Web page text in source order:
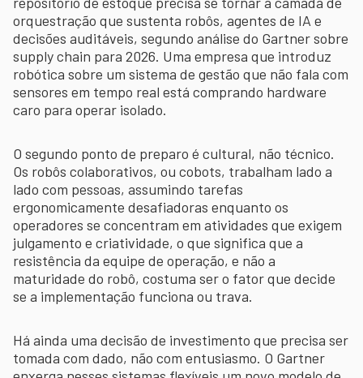
orquestração que sustenta robôs, agentes de IA e
decisões auditáveis, segundo análise do Gartner sobre
supply chain para 2026. Uma empresa que introduz
robótica sobre um sistema de gestão que não fala com
sensores em tempo real está comprando hardware
caro para operar isolado.
O segundo ponto de preparo é cultural, não técnico.
Os robôs colaborativos, ou cobots, trabalham lado a
lado com pessoas, assumindo tarefas
ergonomicamente desafiadoras enquanto os
operadores se concentram em atividades que exigem
julgamento e criatividade, o que significa que a
resistência da equipe de operação, e não a
maturidade do robô, costuma ser o fator que decide
se a implementação funciona ou trava.
Há ainda uma decisão de investimento que precisa ser
tomada com dado, não com entusiasmo. O Gartner